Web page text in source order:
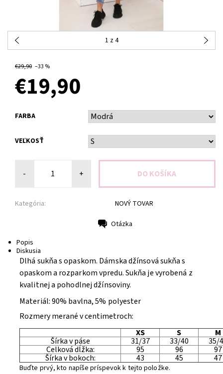
1 z 4
€29,90 –33 %
€19,90
FARBA
VEĽKOSŤ
- +
Kategória: NOVÝ TOVAR
Otázka
Popis
Diskusia
Dlhá sukňa s opaskom. Dámska džínsová sukňa s
opaskom a rozparkom vpredu. Sukňa je vyrobená z
kvalitnej a pohodlnej džínsoviny.
Materiál: 90% bavlna, 5% polyester
Rozmery merané v centimetroch:
XS
S M
Šírka v páse 31/37 33/40 35/
Celková dĺžka: 95 96 97
Šírka v bokoch: 43 45 47
Buďte prvý, kto napíše príspevok k tejto položke.